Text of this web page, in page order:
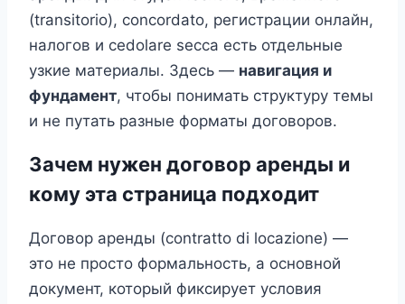
(transitorio), concordato, регистрации онлайн,
налогов и cedolare secca есть отдельные
узкие материалы. Здесь — навигация и
фундамент, чтобы понимать структуру темы
и не путать разные форматы договоров.
Зачем нужен договор аренды и
кому эта страница подходит
Договор аренды (contratto di locazione) —
это не просто формальность, а основной
документ, который фиксирует условия